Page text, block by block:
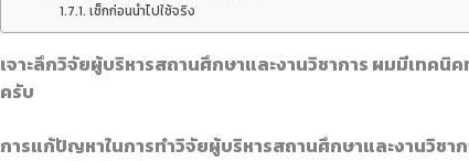
เช็กก่อนนำไปใช้จริง
เจาะลึกวิจัยผู้บริหารสถานศึกษาและงานวิชาการ ผมมีเทคนิ
ครับ
การแก้ปัญหาในการทำวิจัยผู้บริหารสถานศึกษาและงานวิชา